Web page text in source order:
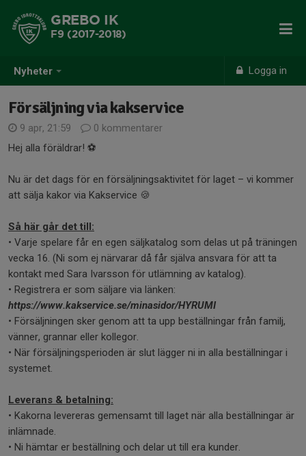
Nyheter Logga in
GREBO IK
F9 (2017-2018)
Försäljning via kakservice
9 apr, 21:59
0 kommentarer
Hej alla föräldrar! ⚽️
Nu är det dags för en försäljningsaktivitet för laget – vi kommer
att sälja kakor via Kakservice 🍪
Så här går det till:
• Varje spelare får en egen säljkatalog som delas ut på träningen
vecka 16. (Ni som ej närvarar då får själva ansvara för att ta
kontakt med Sara Ivarsson för utlämning av katalog).
• Registrera er som säljare via länken:
https://www.kakservice.se/minasidor/HYRUMI
• Försäljningen sker genom att ta upp beställningar från familj,
vänner, grannar eller kollegor.
• När försäljningsperioden är slut lägger ni in alla beställningar i
systemet.
Leverans & betalning:
• Kakorna levereras gemensamt till laget när alla beställningar är
inlämnade.
• Ni hämtar er beställning och delar ut till era kunder.